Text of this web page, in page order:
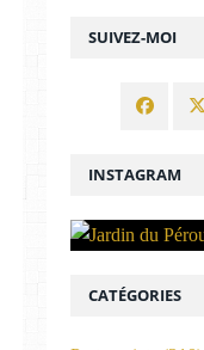
SUIVEZ-MOI
INSTAGRAM
CATÉGORIES